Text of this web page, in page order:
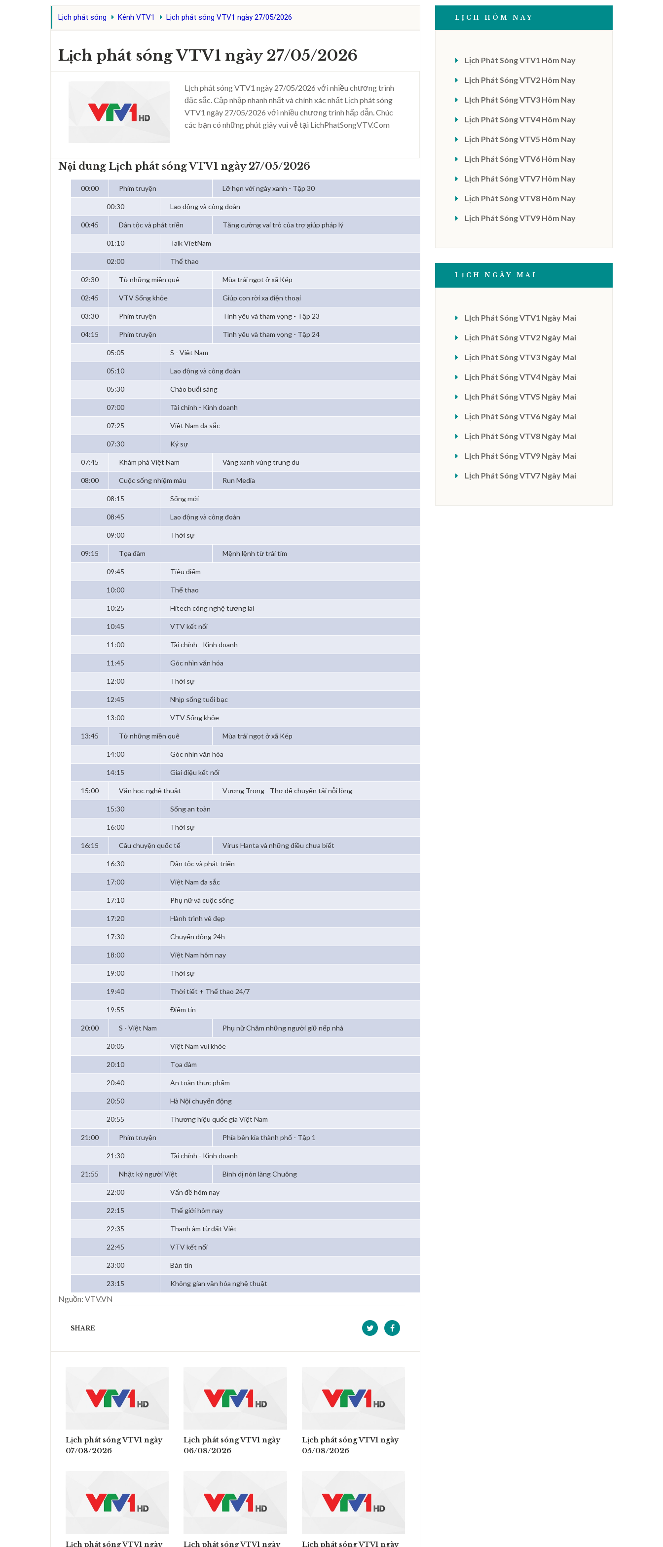
Lịch phát sóng Kênh VTV1 Lịch phát sóng VTV1 ngày 27/05/2026
Lịch phát sóng VTV1 ngày 27/05/2026
Lịch phát sóng VTV1 ngày 27/05/2026 với nhiều chương trình
đặc sắc. Cập nhập nhanh nhất và chính xác nhất Lịch phát sóng
VTV1 ngày 27/05/2026 với nhiều chương trình hấp dẫn. Chúc
các bạn có những phút giây vui vẻ tại LichPhatSongVTV.Com
Nội dung Lịch phát sóng VTV1 ngày 27/05/2026
00:00 Phim truyện Lỡ hẹn với ngày xanh - Tập 30
00:30 Lao động và công đoàn
00:45 Dân tộc và phát triển Tăng cường vai trò của trợ giúp pháp lý
01:10 Talk VietNam
02:00 Thể thao
02:30 Từ những miền quê Mùa trái ngọt ở xã Kép
02:45 VTV Sống khỏe Giúp con rời xa điện thoại
03:30 Phim truyện Tình yêu và tham vọng - Tập 23
04:15 Phim truyện Tình yêu và tham vọng - Tập 24
05:05 S - Việt Nam
05:10 Lao động và công đoàn
05:30 Chào buổi sáng
07:00 Tài chính - Kinh doanh
07:25 Việt Nam đa sắc
07:30 Ký sự
07:45 Khám phá Việt Nam Vàng xanh vùng trung du
08:00 Cuộc sống nhiệm màu Run Media
08:15 Sống mới
08:45 Lao động và công đoàn
09:00 Thời sự
09:15 Tọa đàm Mệnh lệnh từ trái tim
09:45 Tiêu điểm
10:00 Thể thao
10:25 Hitech công nghệ tương lai
10:45 VTV kết nối
11:00 Tài chính - Kinh doanh
11:45 Góc nhìn văn hóa
12:00 Thời sự
12:45 Nhịp sống tuổi bạc
13:00 VTV Sống khỏe
13:45 Từ những miền quê Mùa trái ngọt ở xã Kép
14:00 Góc nhìn văn hóa
14:15 Giai điệu kết nối
15:00 Văn học nghệ thuật Vương Trọng - Thơ để chuyển tải nỗi lòng
15:30 Sống an toàn
16:00 Thời sự
16:15 Câu chuyện quốc tế Virus Hanta và những điều chưa biết
16:30 Dân tộc và phát triển
17:00 Việt Nam đa sắc
17:10 Phụ nữ và cuộc sống
17:20 Hành trình vẻ đẹp
17:30 Chuyển động 24h
18:00 Việt Nam hôm nay
19:00 Thời sự
19:40 Thời tiết + Thể thao 24/7
19:55 Điểm tin
20:00 S - Việt Nam Phụ nữ Chăm những người giữ nếp nhà
20:05 Việt Nam vui khỏe
20:10 Tọa đàm
20:40 An toàn thực phẩm
20:50 Hà Nội chuyển động
20:55 Thương hiệu quốc gia Việt Nam
21:00 Phim truyện Phía bên kia thành phố - Tập 1
21:30 Tài chính - Kinh doanh
21:55 Nhật ký người Việt Bình dị nón làng Chuông
22:00 Vấn đề hôm nay
22:15 Thế giới hôm nay
22:35 Thanh âm từ đất Việt
22:45 VTV kết nối
23:00 Bản tin
23:15 Không gian văn hóa nghệ thuật
Nguồn: VTV.VN
SHARE
Lịch phát sóng VTV1 ngày
07/08/2026
Lịch phát sóng VTV1 ngày
06/08/2026
Lịch phát sóng VTV1 ngày
05/08/2026
Lịch phát sóng VTV1 ngày Lịch phát sóng VTV1 ngày Lịch phát sóng VTV1 ngày
LỊCH HÔM NAY
Lịch Phát Sóng VTV1 Hôm Nay
Lịch Phát Sóng VTV2 Hôm Nay
Lịch Phát Sóng VTV3 Hôm Nay
Lịch Phát Sóng VTV4 Hôm Nay
Lịch Phát Sóng VTV5 Hôm Nay
Lịch Phát Sóng VTV6 Hôm Nay
Lịch Phát Sóng VTV7 Hôm Nay
Lịch Phát Sóng VTV8 Hôm Nay
Lịch Phát Sóng VTV9 Hôm Nay
LỊCH NGÀY MAI
Lịch Phát Sóng VTV1 Ngày Mai
Lịch Phát Sóng VTV2 Ngày Mai
Lịch Phát Sóng VTV3 Ngày Mai
Lịch Phát Sóng VTV4 Ngày Mai
Lịch Phát Sóng VTV5 Ngày Mai
Lịch Phát Sóng VTV6 Ngày Mai
Lịch Phát Sóng VTV8 Ngày Mai
Lịch Phát Sóng VTV9 Ngày Mai
Lịch Phát Sóng VTV7 Ngày Mai